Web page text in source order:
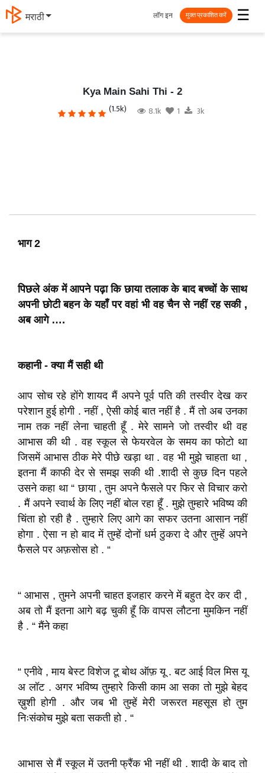
मराठी ☰
लॉग इन मुक्त प्रकाशित करें
Kya Main Sahi Thi - 2
(1.5k) 8.1k 1 3k
भाग 2
पिछले अंक में आपने पढ़ा कि छाया तलाक के बाद बच्चों के साथ
अपनी छोटी बहन के यहाँ पर वहां भी वह चैन से नहीं रह सकी ,
अब आगे ….
कहानी - क्या मैं सही थी
आप सोच रहे होंगे शायद मैं अपने पूर्व पति की तस्वीर देख कर
परेशान हुई होगी . नहीं , ऐसी कोई बात नहीं है . मैं तो अब उनका
नाम तक नहीं लेना चाहती हूँ . मेरे सामने जो तस्वीर थी वह
आभास की थी . वह स्कूल से फेयरवेल के समय का फोटो था
जिसमें आभास ठीक मेरे पीछे खड़ा था . वह भी मुझे चाहता था ,
इतना मैं काफी देर से समझ सकी थी .शादी से कुछ दिन पहले
उसने कहा था “ छाया , तुम अपने फैसले पर फिर से विचार करो
. मैं अपने स्वार्थ के लिए नहीं बोल रहा हूँ . मुझे तुम्हारे भविष्य की
चिंता हो रही है . तुम्हारे लिए आगे का सफर उतना आसान नहीं
होगा . ऐसा न हो बाद में तुम्हें दोनों धर्म ठुकरा दे और तुम्हें अपने
फैसले पर अफ़सोस हो . “
“ आभास , तुमने अपनी चाहत इजहार करने में बहुत देर कर दी ,
अब तो मैं इतना आगे बढ़ चुकी हूँ कि वापस लौटना मुमकिन नहीं
है . “ मैंने कहा
“ एनीवे , माय बेस्ट विशेज टू बोथ ऑफ़ यू . बट आई विल मिस यू
अ लॉट . अगर भविष्य तुम्हारे किसी काम आ सका तो मुझे बेहद
ख़ुशी होगी . और जब भी तुम्हें मेरी जरूरत महसूस हो तुम
निःसंकोच मुझे बता सकती हो . “
आभास से मैं स्कूल में उतनी फ्रैंक भी नहीं थी . शादी के बाद तो